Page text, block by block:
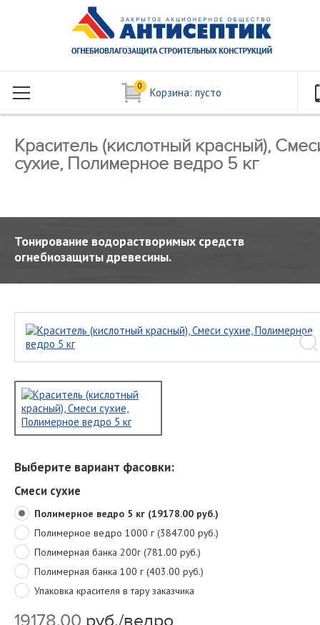
0 Корзина: пусто
Краситель (кислотный красный),
сухие, Полимерное ведро 5 кг
Тонирование водорастворимых средств
огнебиозащиты древесины.
Выберите вариант фасовки:
Смеси сухие
Полимерное ведро 5 кг (19178.00 руб.)
Полимерное ведро 1000 г (3847.00 руб.)
Полимерная банка 200г (781.00 руб.)
Полимерная банка 100 г (403.00 руб.)
Упаковка красителя в тару заказчика
19178.00 руб./ведро